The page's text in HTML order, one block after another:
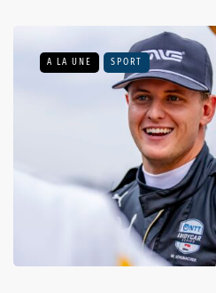
A LA UNE SPORT